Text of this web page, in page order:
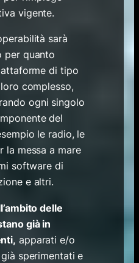
vigente.
sarà
per quanto
di tipo
complesso,
ogni singolo
del
le radio, le
la messa a mare
software di
e altri.
delle
già in
apparati e/o
sperimentati e